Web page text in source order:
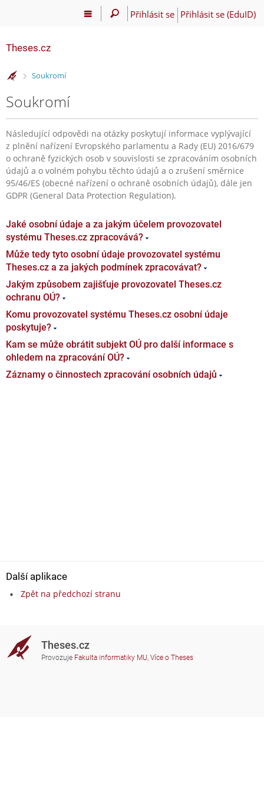
Přihlásit se Přihlásit se (EduID)
Theses.cz
>
Soukromí
Soukromí
Následující odpovědi na otázky poskytují informace vyplývající
z plnění nařízení Evropského parlamentu a Rady (EU) 2016/679
o ochraně fyzických osob v souvislosti se zpracováním osobních
údajů a o volném pohybu těchto údajů a o zrušení směrnice
95/46/ES (obecné nařízení o ochraně osobních údajů), dále jen
GDPR (General Data Protection Regulation).
Jaké osobní údaje a za jakým účelem provozovatel
systému Theses.cz zpracovává?
Může tedy tyto osobní údaje provozovatel systému
Theses.cz a za jakých podmínek zpracovávat?
Jakým způsobem zajišťuje provozovatel Theses.cz
ochranu OÚ?
Komu provozovatel systému Theses.cz osobní údaje
poskytuje?
Kam se může obrátit subjekt OÚ pro další informace s
ohledem na zpracování OÚ?
Záznamy o činnostech zpracování osobních údajů
Další aplikace
Zpět na předchozí stranu
Theses.cz
Provozuje Fakulta informatiky MU, Více o Theses